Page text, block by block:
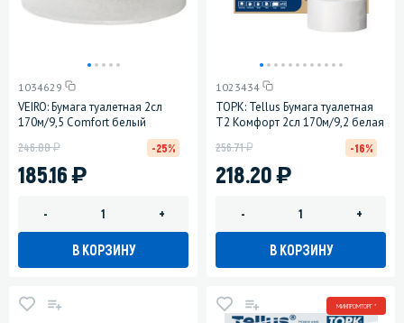
1034629
VEIRO: Бумага туалетная 2сл
170м/9,5 Comfort белый
185.16)
246.88у -25%
- +
В КОРЗИНУ
1023434
ТОРК: Tellus Бумага туалетная
T2 Комфорт 2сл 170м/9,2 белая
218.20)
256.71у -16%
- +
В КОРЗИНУ
МИНПРОМТОРГ *